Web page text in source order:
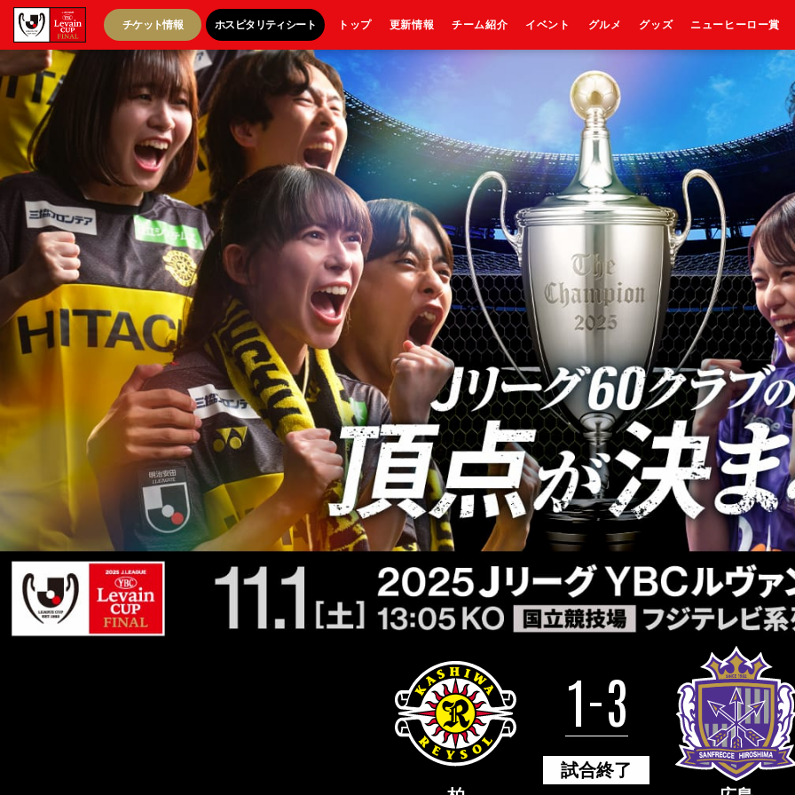
チケット情報 ホスピタリティシート トップ 更新情報 チーム紹介 イベント グルメ グッズ ニューヒーロー賞
1-3
試合終了